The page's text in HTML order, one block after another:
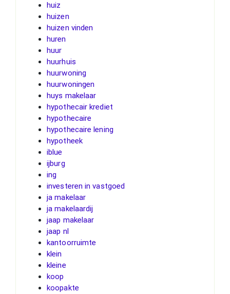
huiz
huizen
huizen vinden
huren
huur
huurhuis
huurwoning
huurwoningen
huys makelaar
hypothecair krediet
hypothecaire
hypothecaire lening
hypotheek
iblue
ijburg
ing
investeren in vastgoed
ja makelaar
ja makelaardij
jaap makelaar
jaap nl
kantoorruimte
klein
kleine
koop
koopakte